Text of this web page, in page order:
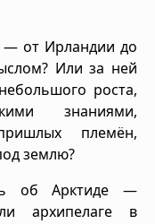
— от Ирландии до
Или за ней
роста,
знаниями,
племён,
землю?
об Арктиде —
архипелаге в